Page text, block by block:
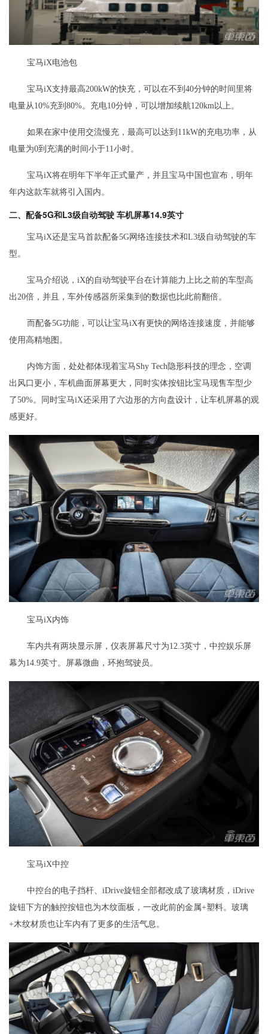
宝马iX电池包
宝马iX支持最高200kW的快充，可以在不到40分钟的时间里将
电量从10%充到80%。充电10分钟，可以增加续航120km以上。
如果在家中使用交流慢充，最高可以达到11kW的充电功率，从
电量为0到充满的时间小于11小时。
宝马iX将在明年下半年正式量产，并且宝马中国也宣布，明年
年内这款车就将引入国内。
二、配备5G和L3级自动驾驶 车机屏幕14.9英寸
宝马iX还是宝马首款配备5G网络连接技术和L3级自动驾驶的车
型。
宝马介绍说，iX的自动驾驶平台在计算能力上比之前的车型高
出20倍，并且，车外传感器所采集到的数据也比此前翻倍。
而配备5G功能，可以让宝马iX有更快的网络连接速度，并能够
使用高精地图。
内饰方面，处处都体现着宝马Shy Tech隐形科技的理念，空调
出风口更小，车机曲面屏幕更大，同时实体按钮比宝马现售车型少
了50%。同时宝马iX还采用了六边形的方向盘设计，让车机屏幕的观
感更好。
宝马iX内饰
车内共有两块显示屏，仪表屏幕尺寸为12.3英寸，中控娱乐屏
幕为14.9英寸。屏幕微曲，环抱驾驶员。
宝马iX中控
中控台的电子挡杆、iDrive旋钮全部都改成了玻璃材质，iDrive
旋钮下方的触控按钮也为木纹面板，一改此前的金属+塑料。玻璃
+木纹材质也让车内有了更多的生活气息。